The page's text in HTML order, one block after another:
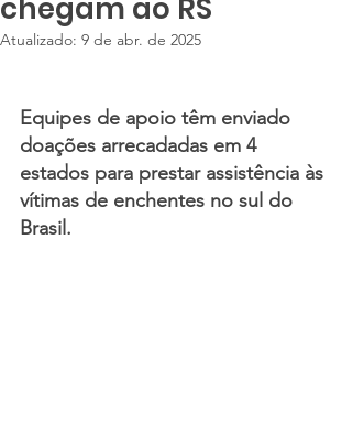
chegam ao RS
Atualizado: 9 de abr. de 2025
Equipes de apoio têm enviado
doações arrecadadas em 4
estados para prestar assistência às
vítimas de enchentes no sul do
Brasil.